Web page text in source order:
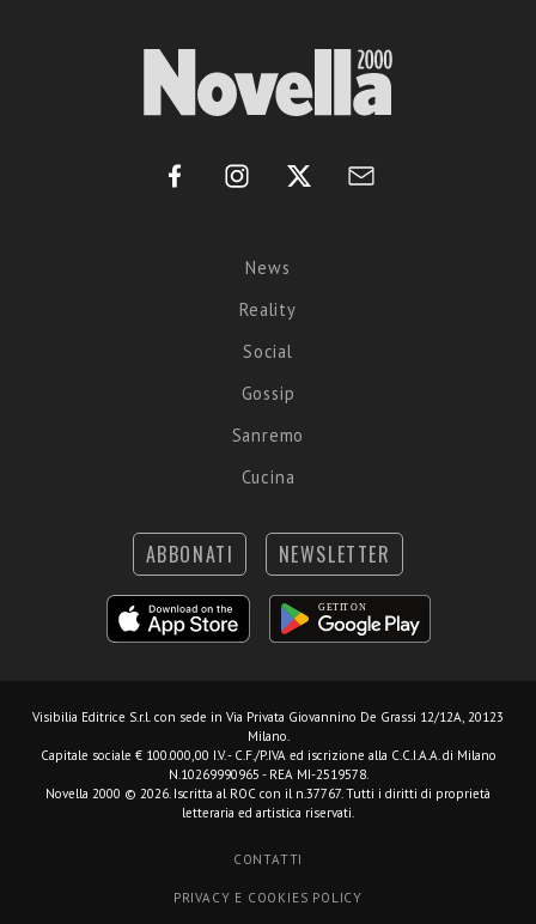
News
Reality
Social
Gossip
Sanremo
Cucina
ABBONATI NEWSLETTER
Visibilia Editrice S.r.l. con sede in Via Privata Giovannino De Grassi 12/12A, 20123
Milano.
Capitale sociale € 100.000,00 I.V. - C.F./P.IVA ed iscrizione alla C.C.I.A.A. di Milano
N.10269990965 - REA MI-2519578.
Novella 2000 © 2026. Iscritta al ROC con il n.37767. Tutti i diritti di proprietà
letteraria ed artistica riservati.
CONTATTI
PRIVACY E COOKIES POLICY